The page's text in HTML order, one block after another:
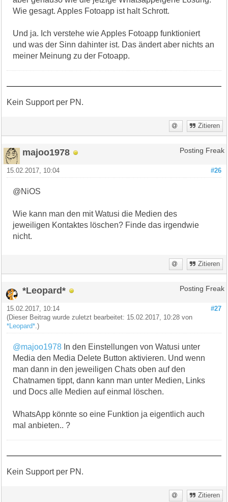
Wie gesagt. Apples Fotoapp ist halt Schrott.
Und ja. Ich verstehe wie Apples Fotoapp funktioniert
und was der Sinn dahinter ist. Das ändert aber nichts an
meiner Meinung zu der Fotoapp.
Kein Support per PN.
Zitieren
majoo1978 Posting Freak
#26
15.02.2017, 10:04
@NiOS
Wie kann man den mit Watusi die Medien des
jeweiligen Kontaktes löschen? Finde das irgendwie
nicht.
Zitieren
*Leopard* Posting Freak
#27
15.02.2017, 10:14
(Dieser Beitrag wurde zuletzt bearbeitet: 15.02.2017, 10:28 von
*Leopard*.)
@majoo1978 In den Einstellungen von Watusi unter
Media den Media Delete Button aktivieren. Und wenn
man dann in den jeweiligen Chats oben auf den
Chatnamen tippt, dann kann man unter Medien, Links
und Docs alle Medien auf einmal löschen.
WhatsApp könnte so eine Funktion ja eigentlich auch
mal anbieten.. ?
Kein Support per PN.
Zitieren